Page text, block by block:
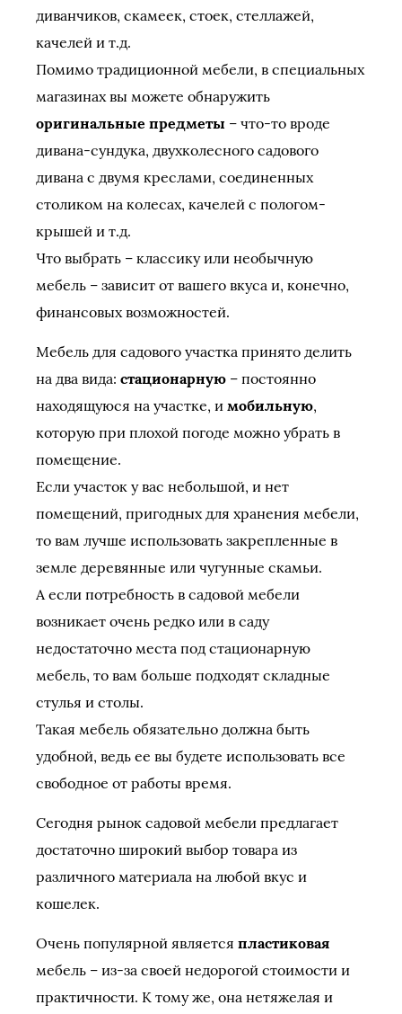
диванчиков, скамеек, стоек, стеллажей,
качелей и т.д.
Помимо традиционной мебели, в специальных
магазинах вы можете обнаружить
оригинальные предметы – что-то вроде
дивана-сундука, двухколесного садового
дивана с двумя креслами, соединенных
столиком на колесах, качелей с пологом-
крышей и т.д.
Что выбрать – классику или необычную
мебель – зависит от вашего вкуса и, конечно,
финансовых возможностей.
Мебель для садового участка принято делить
на два вида: стационарную – постоянно
находящуюся на участке, и мобильную,
которую при плохой погоде можно убрать в
помещение.
Если участок у вас небольшой, и нет
помещений, пригодных для хранения мебели,
то вам лучше использовать закрепленные в
земле деревянные или чугунные скамьи.
А если потребность в садовой мебели
возникает очень редко или в саду
недостаточно места под стационарную
мебель, то вам больше подходят складные
стулья и столы.
Такая мебель обязательно должна быть
удобной, ведь ее вы будете использовать все
свободное от работы время.
Сегодня рынок садовой мебели предлагает
достаточно широкий выбор товара из
различного материала на любой вкус и
кошелек.
Очень популярной является пластиковая
мебель – из-за своей недорогой стоимости и
практичности. К тому же, она нетяжелая и